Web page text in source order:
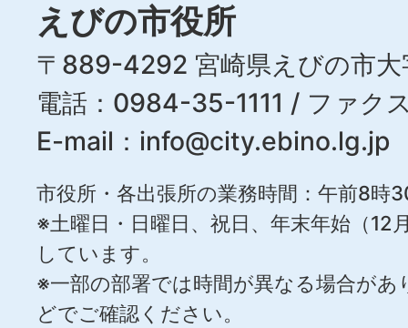
えびの市役所
〒889-4292 宮崎県えびの市大
電話：0984-35-1111 / ファ
E-mail： info@city.ebino.lg.jp
市役所・各出張所の業務時間：午前8時
※土曜日・日曜日、祝日、年末年始（12
しています。
※一部の部署では時間が異なる場合が
どでご確認ください。